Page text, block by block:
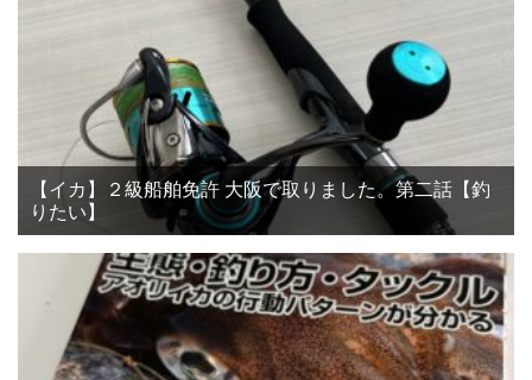
【イカ】２級船舶免許 大阪で取りました。第二話【釣
りたい】